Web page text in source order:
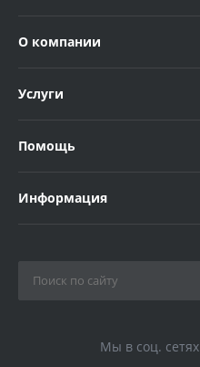
О компании
Услуги
Помощь
Информация
Мы в соц. сетях